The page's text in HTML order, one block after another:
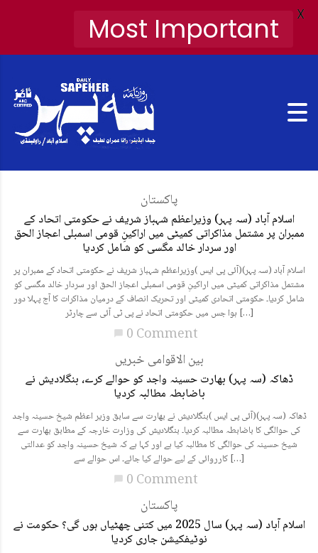
پاکستان
اسلام آباد (سہ پہر) وزیراعظم شہباز شریف نے حکومتی اتحاد کے
ممبران پر مشتمل مذاکراتی کمیٹی میں اراکینِ قومی اسمبلی اعجاز الحق
اور سردار خالد مگسی کو شامل کردیا
اسلام آباد (سہ پہر)(آئی پی ایس )وزیراعظم شہباز شریف نے حکومتی اتحاد کے ممبران پر
مشتمل مذاکراتی کمیٹی میں اراکینِ قومی اسمبلی اعجاز الحق اور سردار خالد مگسی کو
شامل کردیا۔ حکومتی اتحادی کمیٹی اور تحریک انصاف کے درمیان مذاکرات کا آج پہلا دور
ہوا جس میں حکومتی اتحاد نے پی ٹی آئی سے چارٹر […]
0 Comment
بین الاقوامی خبریں
ڈھاکہ (سہ پہر) بھارت حسینہ واجد کو حوالے کرے، بنگلادیش نے
باضابطہ مطالبہ کردیا
ڈھاکہ (سہ پہر)(آئی پی ایس )بنگلادیش نے بھارت سے سابق وزیر اعظم شیخ حسینہ واجد
کی حوالگی کا باضابطہ مطالبہ کردیا۔ بنگلادیش کی وزارت خارجہ کے مطابق بھارت سے
شیخ حسینہ کی حوالگی کا مطالبہ کیا ہے اور کہا ہے کہ شیخ حسینہ واجد کو عدالتی
کارروائی کے لیے حوالے کیا جائے۔ اس حوالے سے […]
0 Comment
پاکستان
اسلام آباد (سہ پہر) سال 2025 میں کتنی چھٹیاں ہوں گی؟ حکومت نے
نوٹیفکیشن جاری کردیا
Most Important X